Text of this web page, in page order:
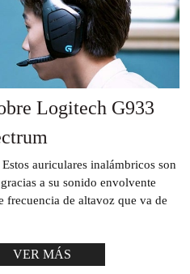
Logitech G933
auriculares inalámbricos son
a su sonido envolvente
frecuencia de altavoz que va de
VER MÁS